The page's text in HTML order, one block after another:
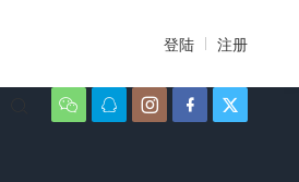
登陆 注册
    